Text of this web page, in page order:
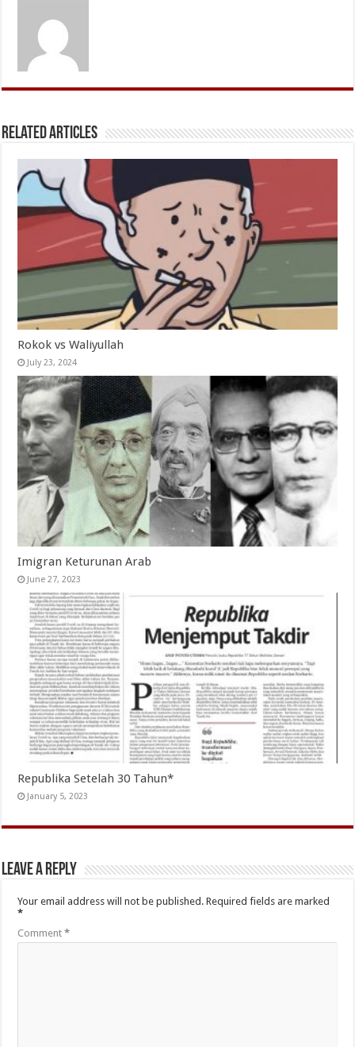
Related Articles
Rokok vs Waliyullah
July 23, 2024
Imigran Keturunan Arab
June 27, 2023
Republika Setelah 30 Tahun*
January 5, 2023
Leave a Reply
Your email address will not be published. Required fields are marked
*
Comment*